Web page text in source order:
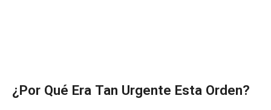
¿Por Qué Era Tan Urgente Esta Orden?